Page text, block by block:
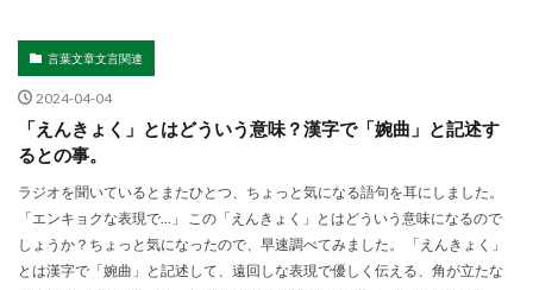
言葉文章文言関連
2024-04-04
「えんきょく」とはどういう意味？漢字で「婉曲」と記述す
るとの事。
ラジオを聞いているとまたひとつ、ちょっと気になる語句を耳にしました。
「エンキョクな表現で…」 この「えんきょく」とはどういう意味になるので
しょうか？ちょっと気になったので、早速調べてみました。 「えんきょく」
とは漢字で「婉曲」と記述して、遠回しな表現で優しく伝える、角が立たな